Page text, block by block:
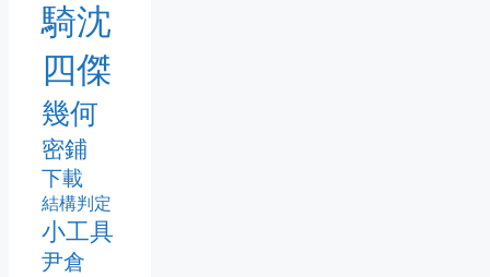
騎沈
四傑
幾何
密鋪
下載
結構判定
小工具
尹倉